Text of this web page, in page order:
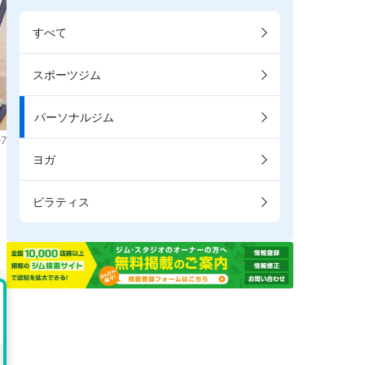
すべて
スポーツジム
パーソナルジム
ヨガ
ピラティス